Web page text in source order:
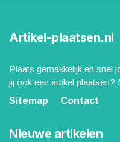
Artikel-plaatsen.nl
Plaats gemakkelijk en snel
jij ook een artikel
Sitemap
Contact
Nieuwe artikelen